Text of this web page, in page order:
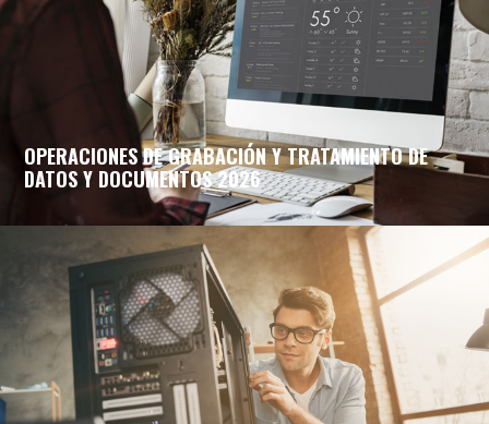
OPERACIONES DE GRABACIÓN Y TRATAMIENTO DE
DATOS Y DOCUMENTOS 2026